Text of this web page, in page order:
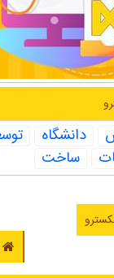
دانشگاه
ساخت